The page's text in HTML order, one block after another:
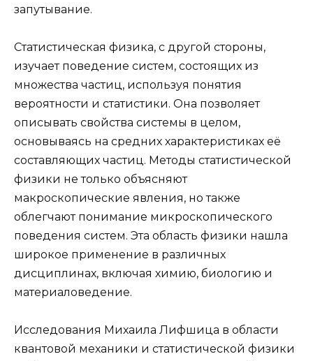
запутывание.
Статистическая физика, с другой стороны,
изучает поведение систем, состоящих из
множества частиц, используя понятия
вероятности и статистики. Она позволяет
описывать свойства системы в целом,
основываясь на средних характеристиках её
составляющих частиц. Методы статистической
физики не только объясняют
макроскопические явления, но также
облегчают понимание микроскопического
поведения систем. Эта область физики нашла
широкое применение в различных
дисциплинах, включая химию, биологию и
материаловедение.
Исследования Михаила Лифшица в области
квантовой механики и статистической физики